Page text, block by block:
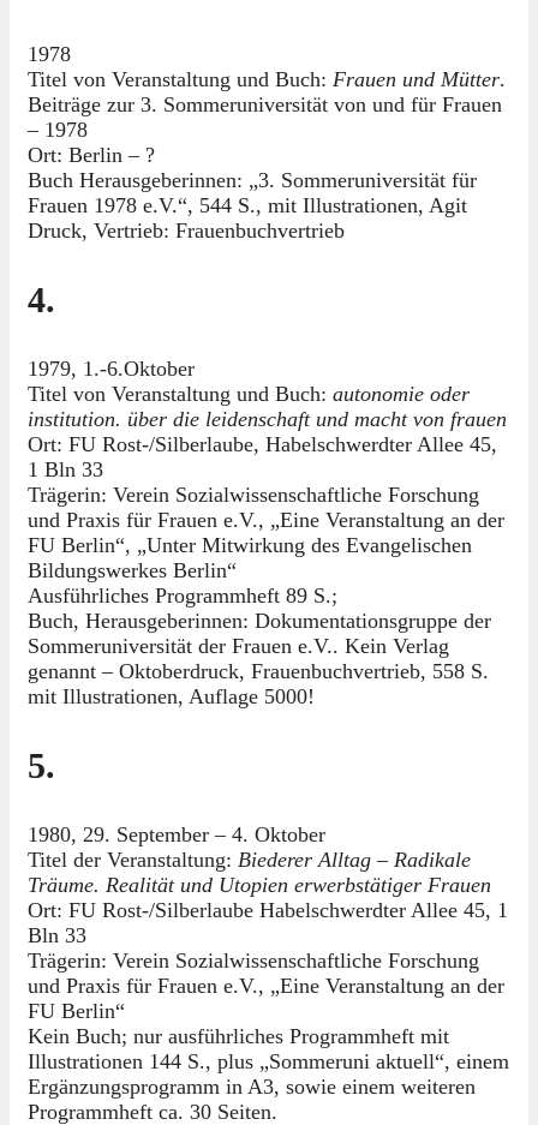
1978
Titel von Veranstaltung und Buch: Frauen und Mütter.
Beiträge zur 3. Sommeruniversität von und für Frauen
– 1978
Ort: Berlin – ?
Buch Herausgeberinnen: „3. Sommeruniversität für
Frauen 1978 e.V.“, 544 S., mit Illustrationen, Agit
Druck, Vertrieb: Frauenbuchvertrieb
4.
1979, 1.-6.Oktober
Titel von Veranstaltung und Buch: autonomie oder
institution. über die leidenschaft und macht von frauen
Ort: FU Rost-/Silberlaube, Habelschwerdter Allee 45,
1 Bln 33
Trägerin: Verein Sozialwissenschaftliche Forschung
und Praxis für Frauen e.V., „Eine Veranstaltung an der
FU Berlin“, „Unter Mitwirkung des Evangelischen
Bildungswerkes Berlin“
Ausführliches Programmheft 89 S.;
Buch, Herausgeberinnen: Dokumentationsgruppe der
Sommeruniversität der Frauen e.V.. Kein Verlag
genannt – Oktoberdruck, Frauenbuchvertrieb, 558 S.
mit Illustrationen, Auflage 5000!
5.
1980, 29. September – 4. Oktober
Titel der Veranstaltung: Biederer Alltag – Radikale
Träume. Realität und Utopien erwerbstätiger Frauen
Ort: FU Rost-/Silberlaube Habelschwerdter Allee 45, 1
Bln 33
Trägerin: Verein Sozialwissenschaftliche Forschung
und Praxis für Frauen e.V., „Eine Veranstaltung an der
FU Berlin“
Kein Buch; nur ausführliches Programmheft mit
Illustrationen 144 S., plus „Sommeruni aktuell“, einem
Ergänzungsprogramm in A3, sowie einem weiteren
Programmheft ca. 30 Seiten.